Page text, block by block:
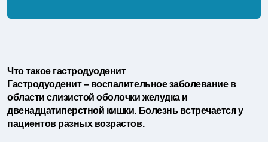
Что такое гастродуоденит
Гастродуоденит – воспалительное заболевание в
области слизистой оболочки желудка и
двенадцатиперстной кишки. Болезнь встречается у
пациентов разных возрастов.